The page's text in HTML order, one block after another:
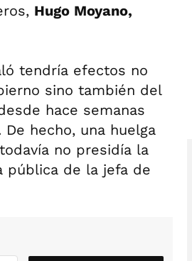
Hugo Moyano,
tendría efectos no
sino también del
hace semanas
De hecho, una huelga
no presidía la
pública de la jefa de